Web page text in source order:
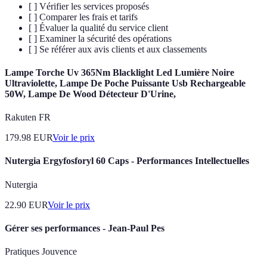
[ ] Vérifier les services proposés
[ ] Comparer les frais et tarifs
[ ] Évaluer la qualité du service client
[ ] Examiner la sécurité des opérations
[ ] Se référer aux avis clients et aux classements
Lampe Torche Uv 365Nm Blacklight Led Lumière Noire
Ultraviolette, Lampe De Poche Puissante Usb Rechargeable
50W, Lampe De Wood Détecteur D'Urine,
Rakuten FR
179.98 EURVoir le prix
Nutergia Ergyfosforyl 60 Caps - Performances Intellectuelles
Nutergia
22.90 EURVoir le prix
Gérer ses performances - Jean-Paul Pes
Pratiques Jouvence